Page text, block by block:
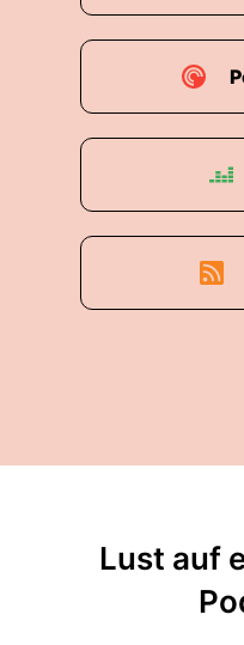
Lust auf